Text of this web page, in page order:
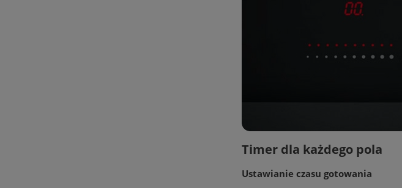
Timer dla każdego pola
Ustawianie czasu gotowania